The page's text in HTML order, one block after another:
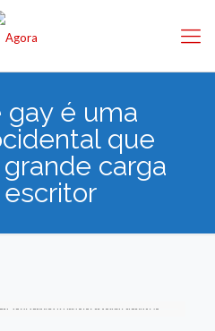
gay é uma
que
carga
escritor